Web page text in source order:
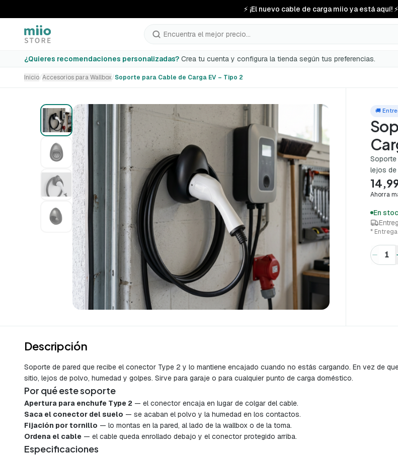
⚡ ¡El nuevo cable de carga miio ya está aquí! ⚡
Encuentra el mejor precio...
¿Quieres recomendaciones personalizadas? Crea tu cuenta y configura la tienda según tus preferencias.
Soporte para Cable de Carga EV – Tipo 2
Inicio/Accesorios para Wallbox/Soporte para Cable de Carga EV – Tipo 2
🚚
lejos de
Ahorra
En
*
1
Descripción
Soporte de pared que recibe el conector Type 2 y lo mantiene encajado cuando no estás cargando. En vez de
sitio, lejos de polvo, humedad y golpes. Sirve para garaje o para cualquier punto de carga doméstico.
Por qué este soporte
Apertura para enchufe Type 2 — el conector encaja en lugar de colgar del cable.
Saca el conector del suelo — se acaban el polvo y la humedad en los contactos.
Fijación por tornillo — lo montas en la pared, al lado de la wallbox o de la toma.
Ordena el cable — el cable queda enrollado debajo y el conector protegido arriba.
Especificaciones